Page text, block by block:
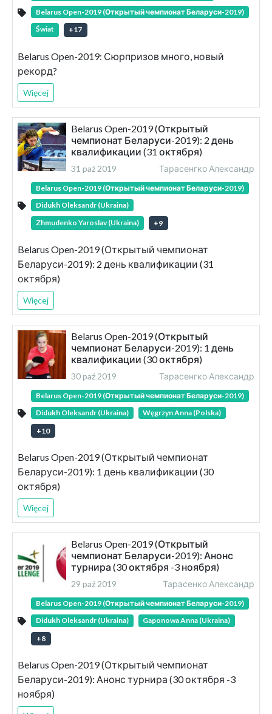
Belarus Open-2019 (Открытый чемпионат Беларуси-2019)
Świat
+17
Belarus Open-2019: Сюрпризов много, новый
рекорд?
Więcej
Belarus Open-2019 (Открытый
чемпионат Беларуси-2019): 2 день
квалификации (31 октября)
31 paź 2019 Тарасенгко Александр
Belarus Open-2019 (Открытый чемпионат Беларуси-2019)
Didukh Oleksandr (Ukraina)
Zhmudenko Yaroslav (Ukraina)
+9
Belarus Open-2019 (Открытый чемпионат
Беларуси-2019): 2 день квалификации (31
октября)
Więcej
Belarus Open-2019 (Открытый
чемпионат Беларуси-2019): 1 день
квалификации (30 октября)
30 paź 2019 Тарасенгко Александр
Belarus Open-2019 (Открытый чемпионат Беларуси-2019)
Didukh Oleksandr (Ukraina)
Węgrzyn Anna (Polska)
+10
Belarus Open-2019 (Открытый чемпионат
Беларуси-2019): 1 день квалификации (30
октября)
Więcej
Belarus Open-2019 (Открытый
чемпионат Беларуси-2019): Анонс
турнира (30 октября -3 ноября)
29 paź 2019 Тарасенко Александр
Belarus Open-2019 (Открытый чемпионат Беларуси-2019)
Didukh Oleksandr (Ukraina)
Gaponowa Anna (Ukraina)
+8
Belarus Open-2019 (Открытый чемпионат
Беларуси-2019): Анонс турнира (30 октября -3
ноября)